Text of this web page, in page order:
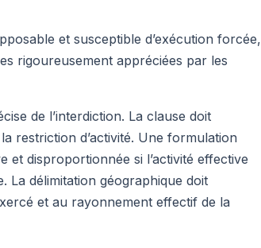
et susceptible d’exécution forcée,
rigoureusement appréciées par les
de l’interdiction. La clause doit
restriction d’activité. Une formulation
et disproportionnée si l’activité effective
La délimitation géographique doit
et au rayonnement effectif de la